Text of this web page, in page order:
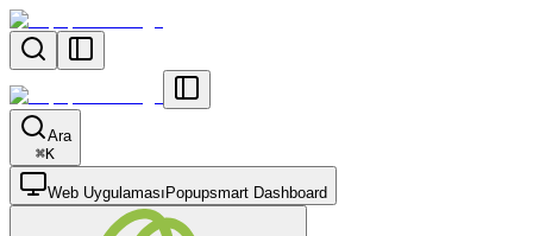
Ara
⌘K
Web Uygulaması Popupsmart Dashboard